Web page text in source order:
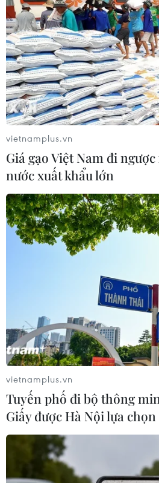
vietnamplus.vn
Giá gạo Việt Nam đi
nước xuất khẩu lớn
vietnamplus.vn
Tuyến phố đi bộ thông
Giấy được Hà Nội lựa